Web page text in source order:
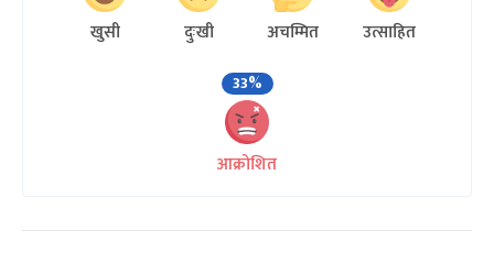
खुसी दुःखी अचम्मित
उत्साहित
33%
आक्रोशित